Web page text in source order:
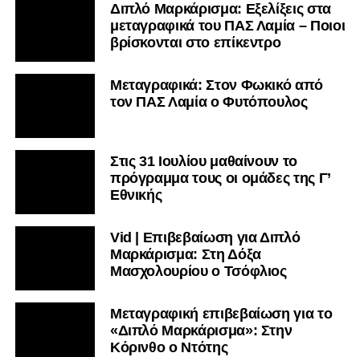
Διπλό Μαρκάρισμα: Εξελίξεις στα
μεταγραφικά του ΠΑΣ Λαμία – Ποιοι
βρίσκονται στο επίκεντρο
Μεταγραφικά: Στον Φωκικό από
τον ΠΑΣ Λαμία ο Φυτόπουλος
Στις 31 Ιουλίου μαθαίνουν το
πρόγραμμα τους οι ομάδες της Γ’
Εθνικής
Vid | Επιβεβαίωση για Διπλό
Μαρκάρισμα: Στη Δόξα
Μασχολουρίου ο Τσόφλιος
Μεταγραφική επιβεβαίωση για το
«Διπλό Μαρκάρισμα»: Στην
Κόρινθο ο Ντότης